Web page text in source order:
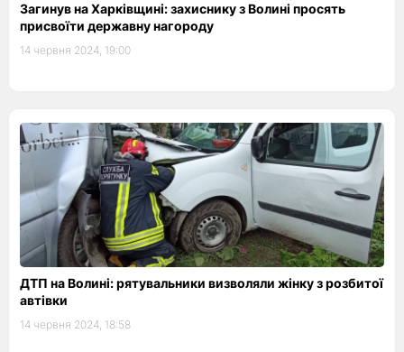
Загинув на Харківщині: захиснику з Волині просять
присвоїти державну нагороду
14 червня 2024, 19:00
ДТП на Волині: рятувальники визволяли жінку з розбитої
автівки
14 червня 2024, 18:58